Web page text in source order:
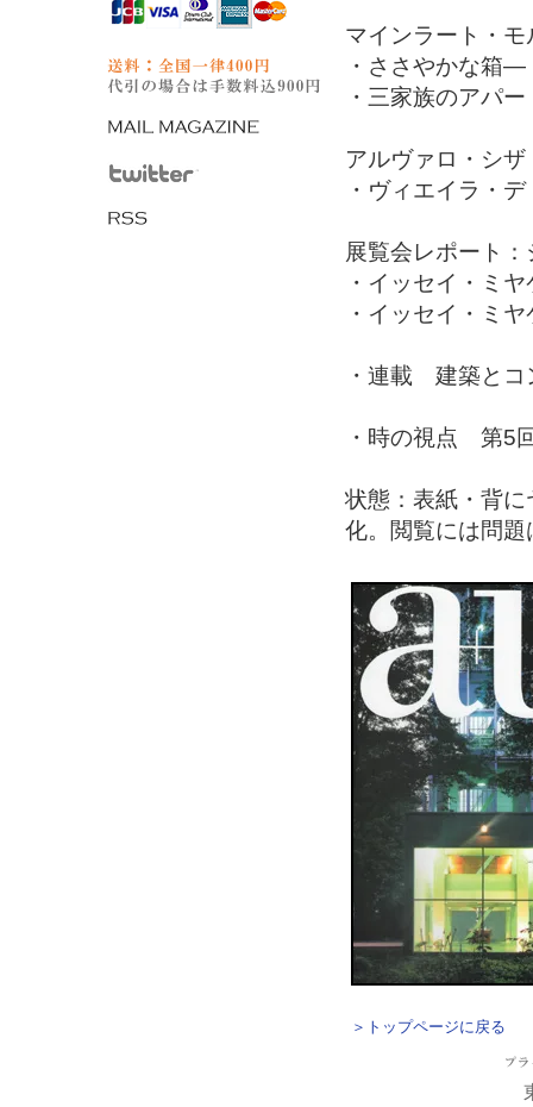
マインラート・
・ささやかな箱
・三家族のアパ
アルヴァロ・シ
・ヴィエイラ・
展覧会レポート
・イッセイ・ミ
・イッセイ・ミ
・連載 建築と
・時の視点 第5
状態：表紙・背
化。閲覧には問
＞トップページに戻る